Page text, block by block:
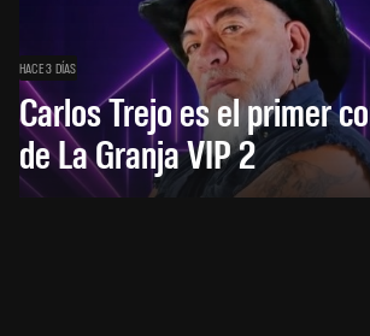
HACE 3 DÍAS
Carlos Trejo es el primer
de La Granja VIP 2